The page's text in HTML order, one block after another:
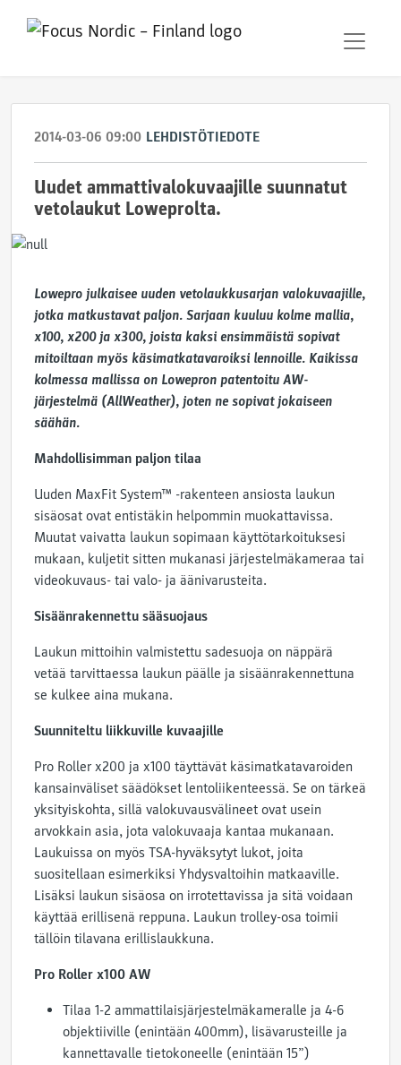
2014-03-06 09:00 LEHDISTÖTIEDOTE
Uudet ammattivalokuvaajille suunnatut
vetolaukut Loweprolta.
Lowepro julkaisee uuden vetolaukkusarjan valokuvaajille,
jotka matkustavat paljon. Sarjaan kuuluu kolme mallia,
x100, x200 ja x300, joista kaksi ensimmäistä sopivat
mitoiltaan myös käsimatkatavaroiksi lennoille. Kaikissa
kolmessa mallissa on Lowepron patentoitu AW-
järjestelmä (AllWeather), joten ne sopivat jokaiseen
säähän.
Mahdollisimman paljon tilaa
Uuden MaxFit System™ -rakenteen ansiosta laukun
sisäosat ovat entistäkin helpommin muokattavissa.
Muutat vaivatta laukun sopimaan käyttötarkoituksesi
mukaan, kuljetit sitten mukanasi järjestelmäkameraa tai
videokuvaus- tai valo- ja äänivarusteita.
Sisäänrakennettu sääsuojaus
Laukun mittoihin valmistettu sadesuoja on näppärä
vetää tarvittaessa laukun päälle ja sisäänrakennettuna
se kulkee aina mukana.
Suunniteltu liikkuville kuvaajille
Pro Roller x200 ja x100 täyttävät käsimatkatavaroiden
kansainväliset säädökset lentoliikenteessä. Se on tärkeä
yksityiskohta, sillä valokuvausvälineet ovat usein
arvokkain asia, jota valokuvaaja kantaa mukanaan.
Laukuissa on myös TSA-hyväksytyt lukot, joita
suositellaan esimerkiksi Yhdysvaltoihin matkaaville.
Lisäksi laukun sisäosa on irrotettavissa ja sitä voidaan
käyttää erillisenä reppuna. Laukun trolley-osa toimii
tällöin tilavana erillislaukkuna.
Pro Roller x100 AW
Tilaa 1-2 ammattilaisjärjestelmäkameralle ja 4-6
objektiiville (enintään 400mm), lisävarusteille ja
kannettavalle tietokoneelle (enintään 15”)